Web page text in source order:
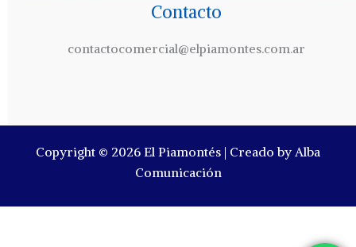
Contacto
contactocomercial@elpiamontes.com.ar
Copyright © 2026 El Piamontés | Creado by Alba
Comunicación